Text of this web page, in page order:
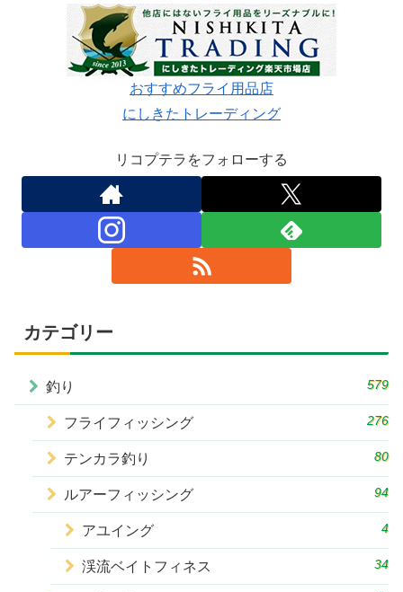
おすすめフライ用品店
にしきたトレーディング
リコプテラをフォローする
カテゴリー
釣り 579
フライフィッシング 276
テンカラ釣り 80
ルアーフィッシング 94
アユイング 4
渓流ベイトフィネス 34